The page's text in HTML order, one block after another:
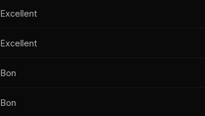
Excellent
Excellent
Bon
Bon